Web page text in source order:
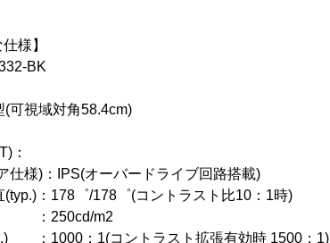
様】
BK
(可視域対角58.4cm)
：
様)：IPS(オーバードライブ回路搭載)
：178゜/178゜(コントラスト比10：1時)
250cd/m2
：1000：1(コントラスト拡張有効時 1500：1)